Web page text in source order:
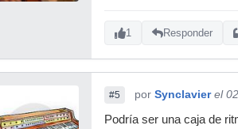
1 Responder
#5 por Synclavier el
Podría ser una caja de